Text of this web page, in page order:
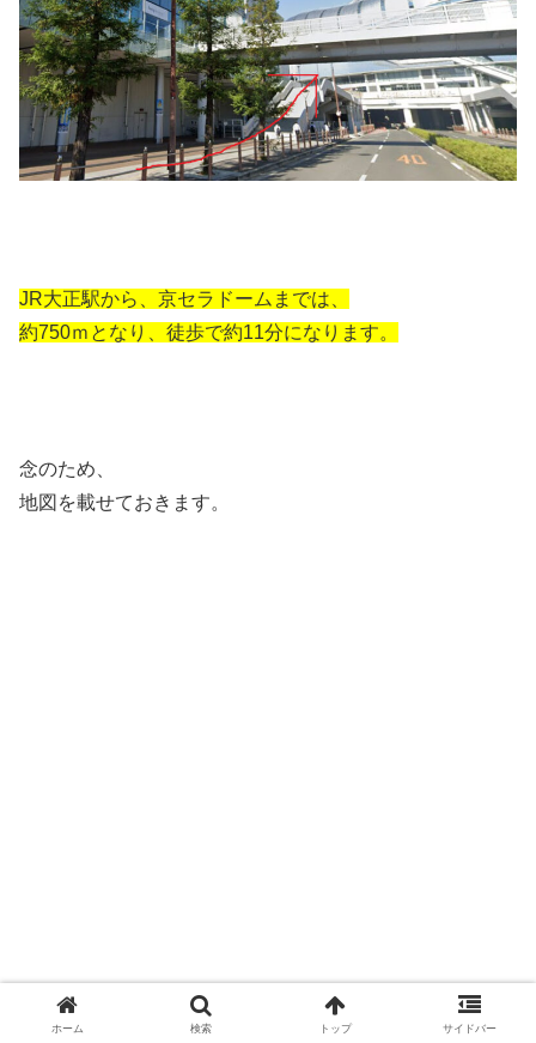
JR大正駅から、京セラドームまでは、
約750ｍとなり、徒歩で約11分になります。
念のため、
地図を載せておきます。
ホーム 検索 トップ サイドバー